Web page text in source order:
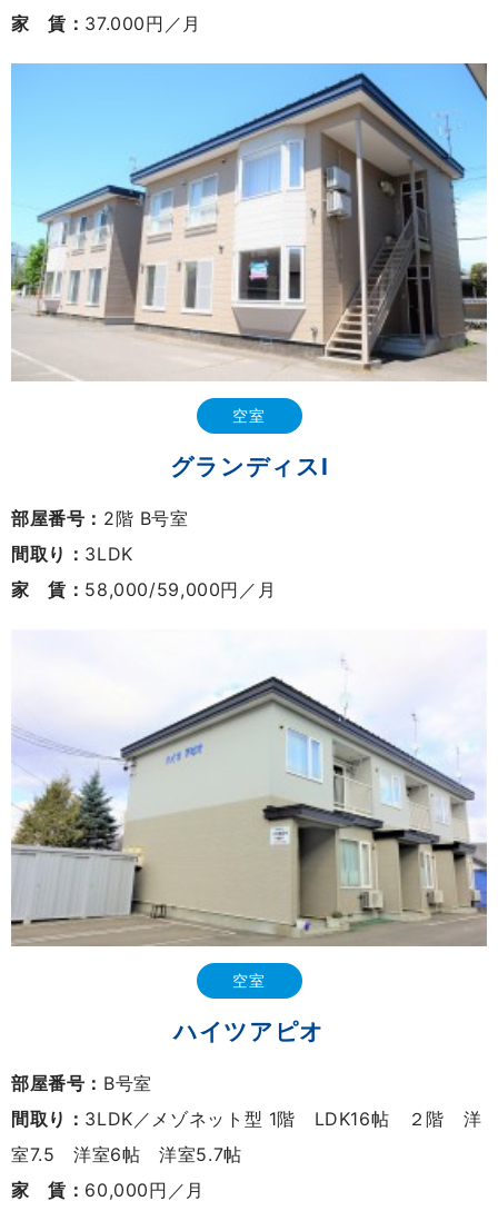
家 賃： 37.000円／月
空室
グランディスⅠ
部屋番号： 2階 B号室
間取り： 3LDK
家 賃： 58,000/59,000円／月
空室
ハイツアピオ
部屋番号： B号室
間取り： 3LDK／メゾネット型 1階 LDK16帖 ２階 洋
室7.5 洋室6帖 洋室5.7帖
家 賃： 60,000円／月